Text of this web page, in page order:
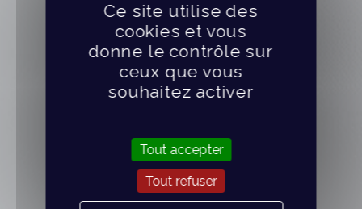
Ce site utilise des
cookies et vous
donne le contrôle sur
ceux que vous
souhaitez activer
Tout accepter
Tout refuser